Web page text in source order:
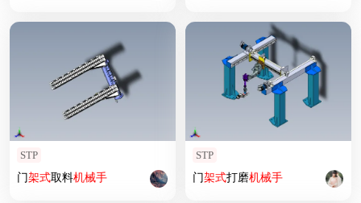
STP
门架式取料机械手
STP
门架式打磨机械手